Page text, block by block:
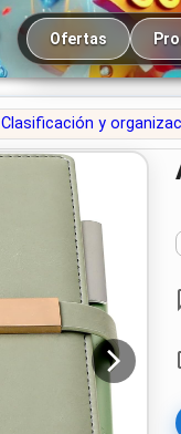
Navegación
Ofertas
Clasificación y